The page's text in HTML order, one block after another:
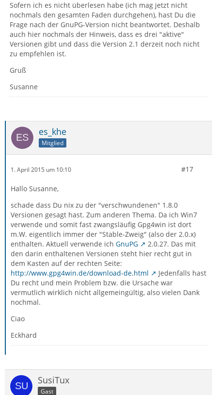
Sofern ich es nicht überlesen habe (ich mag jetzt nicht
nochmals den gesamten Faden durchgehen), hast Du die
Frage nach der GnuPG-Version nicht beantwortet. Deshalb
auch hier nochmals der Hinweis, dass es drei "aktive"
Versionen gibt und dass die Version 2.1 derzeit noch nicht
zu empfehlen ist.
Gruß
Susanne
es_khe
Mitglied
1. April 2015 um 10:10 #17
Hallo Susanne,
schade dass Du nix zu der "verschwundenen" 1.8.0
Versionen gesagt hast. Zum anderen Thema. Da ich Win7
verwende und somit fast zwangsläufig Gpg4win ist dort
m.W. eigentlich immer der "Stable-Zweig" (also der 2.0.x)
enthalten. Aktuell verwende ich GnuPG
2.0.27. Das mit
den darin enthaltenen Versionen steht hier recht gut in
dem Kasten auf der rechten Seite:
http://www.gpg4win.de/download-de.html
Jedenfalls hast
Du recht und mein Problem bzw. die Ursache war
vermutlich wirklich nicht allgemeingültig, also vielen Dank
nochmal.
Ciao
Eckhard
SusiTux
Gast